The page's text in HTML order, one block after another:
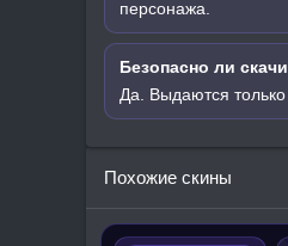
персонажа.
Безопасно ли
Да. Выдаются
Похожие скины